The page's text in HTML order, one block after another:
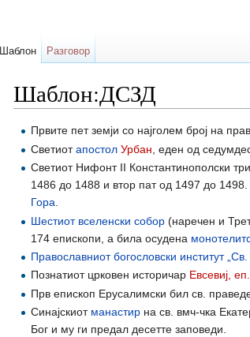
Шаблон:ДСЗД
Првите пет земји со најголем број на
Светиотапостол Урбан , еден од
Светиот Нифонт II Константинополски
1486 до 1488 и втор пат од 1497 до
Гора.
Шестиот вселенски собор (наречен и
174 епископи, а била осудена
Православниот богословски институт „Св.
Познатиот црковен историчар Евсевиј,
Прв епископ Ерусалимски бил св.
Синајскиот манастир на св. вмч-чка
Бог и му ги предал десетте заповеди.
Шаблон Разговор